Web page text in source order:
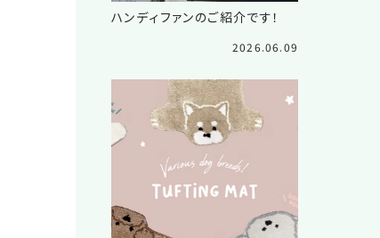
ハンディファンのご紹介です！
2026.06.09